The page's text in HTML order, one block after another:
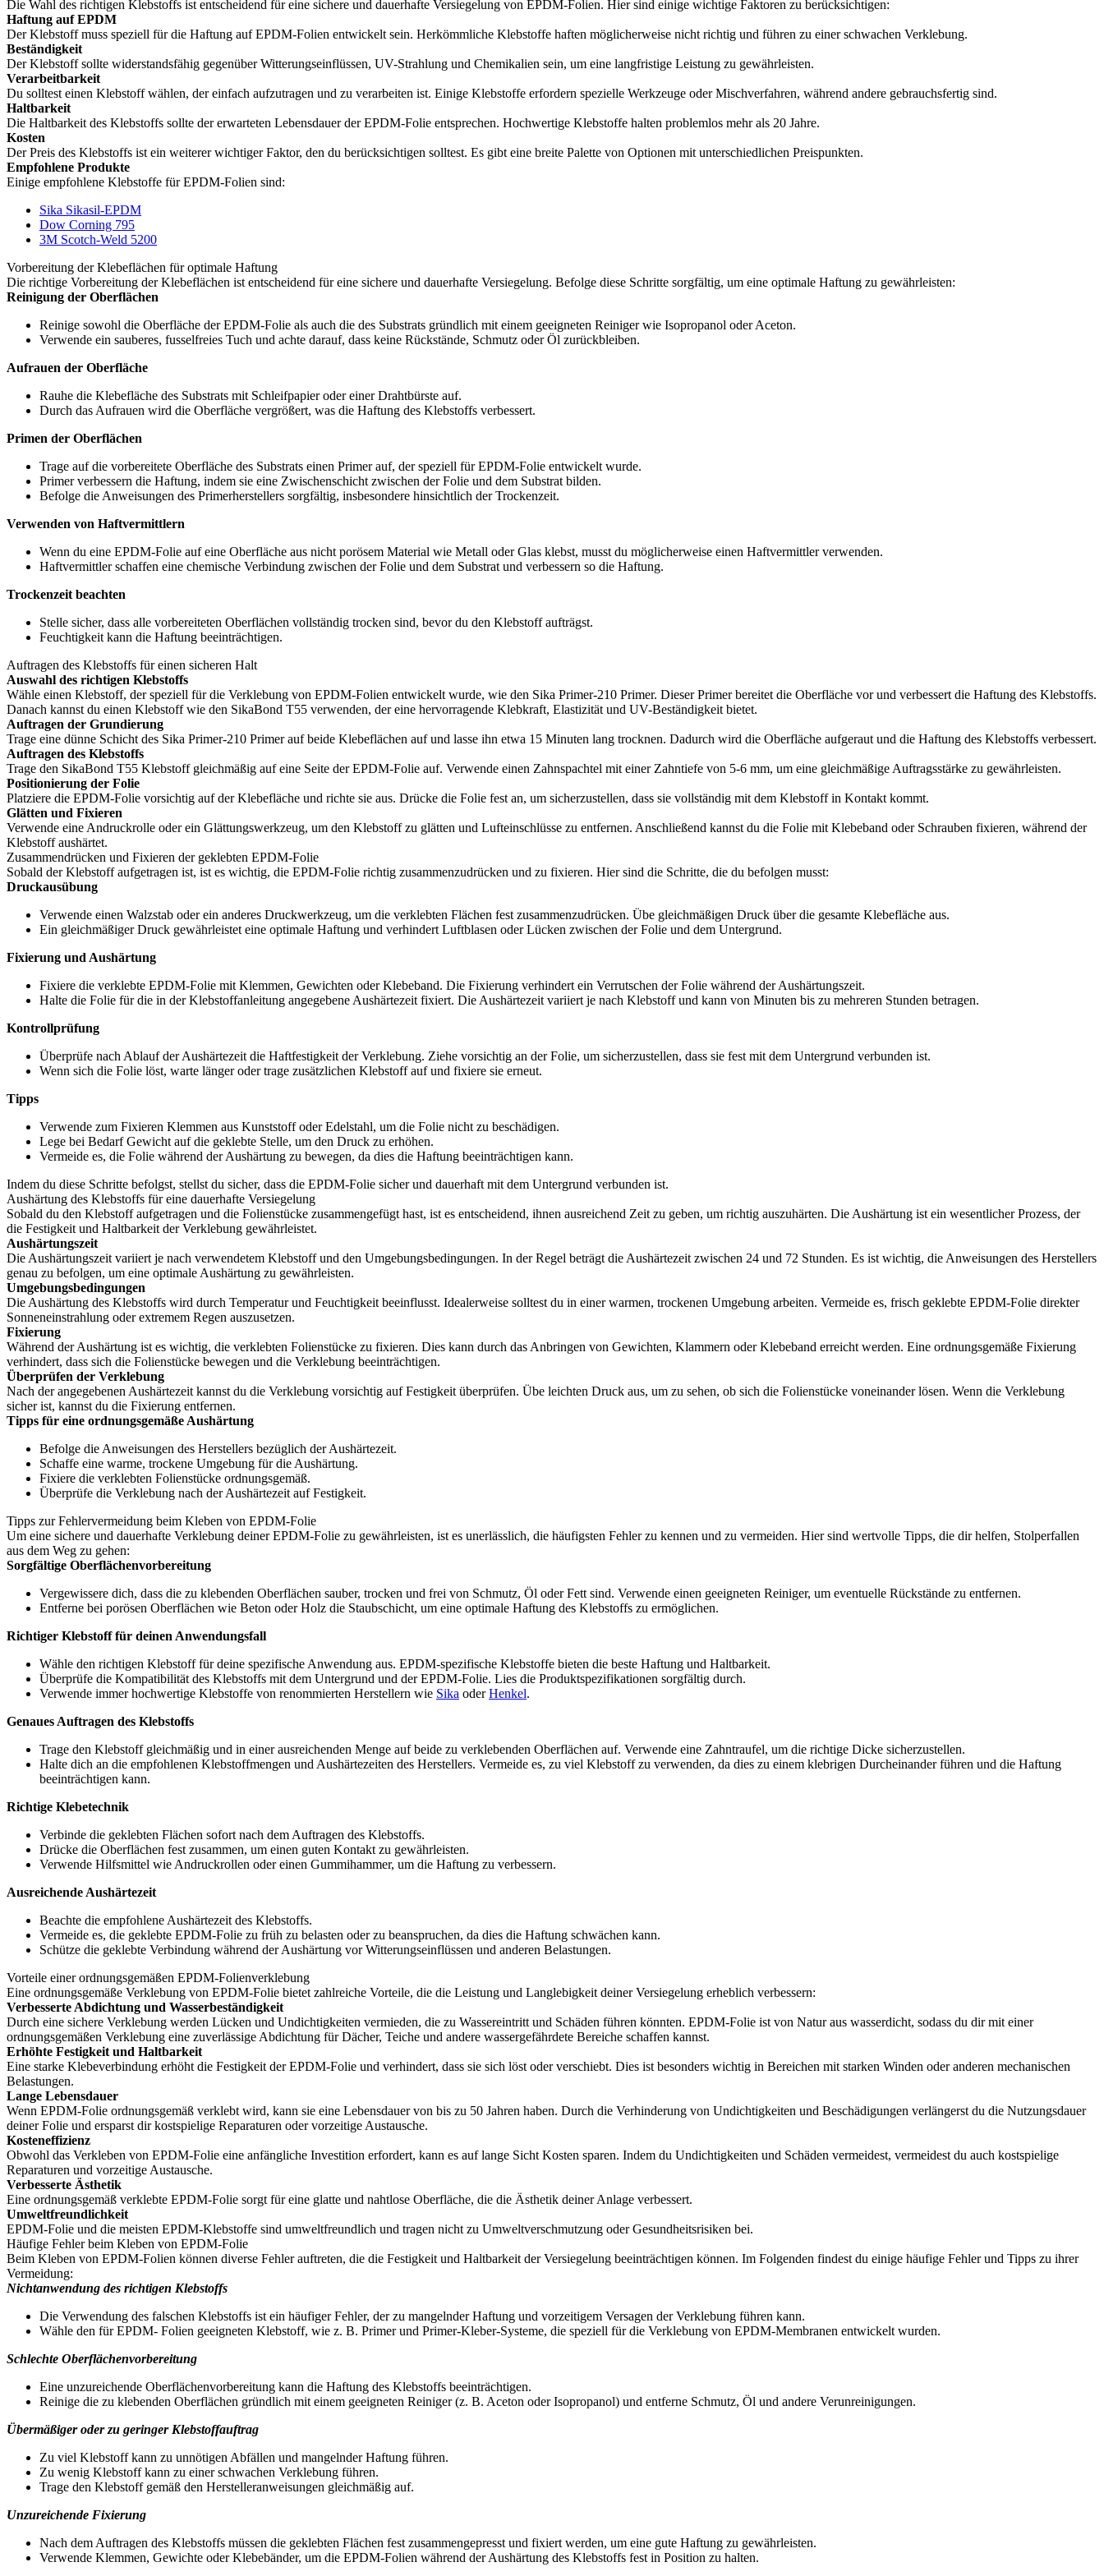
Die Wahl des richtigen Klebstoffs ist entscheidend für eine sichere und dauerhafte Versiegelung von EPDM-Folien. Hier sind einige wichtige Faktoren zu berücksichtigen:
Haftung auf EPDM
Der Klebstoff muss speziell für die Haftung auf EPDM-Folien entwickelt sein. Herkömmliche Klebstoffe haften möglicherweise nicht richtig und führen zu einer schwachen Verklebung.
Beständigkeit
Der Klebstoff sollte widerstandsfähig gegenüber Witterungseinflüssen, UV-Strahlung und Chemikalien sein, um eine langfristige Leistung zu gewährleisten.
Verarbeitbarkeit
Du solltest einen Klebstoff wählen, der einfach aufzutragen und zu verarbeiten ist. Einige Klebstoffe erfordern spezielle Werkzeuge oder Mischverfahren, während andere gebrauchsfertig sind.
Haltbarkeit
Die Haltbarkeit des Klebstoffs sollte der erwarteten Lebensdauer der EPDM-Folie entsprechen. Hochwertige Klebstoffe halten problemlos mehr als 20 Jahre.
Kosten
Der Preis des Klebstoffs ist ein weiterer wichtiger Faktor, den du berücksichtigen solltest. Es gibt eine breite Palette von Optionen mit unterschiedlichen Preispunkten.
Empfohlene Produkte
Einige empfohlene Klebstoffe für EPDM-Folien sind:
Sika Sikasil-EPDM
Dow Corning 795
3M Scotch-Weld 5200
Vorbereitung der Klebeflächen für optimale Haftung
Die richtige Vorbereitung der Klebeflächen ist entscheidend für eine sichere und dauerhafte Versiegelung. Befolge diese Schritte sorgfältig, um eine optimale Haftung zu gewährleisten:
Reinigung der Oberflächen
Reinige sowohl die Oberfläche der EPDM-Folie als auch die des Substrats gründlich mit einem geeigneten Reiniger wie Isopropanol oder Aceton.
Verwende ein sauberes, fusselfreies Tuch und achte darauf, dass keine Rückstände, Schmutz oder Öl zurückbleiben.
Aufrauen der Oberfläche
Rauhe die Klebefläche des Substrats mit Schleifpapier oder einer Drahtbürste auf.
Durch das Aufrauen wird die Oberfläche vergrößert, was die Haftung des Klebstoffs verbessert.
Primen der Oberflächen
Trage auf die vorbereitete Oberfläche des Substrats einen Primer auf, der speziell für EPDM-Folie entwickelt wurde.
Primer verbessern die Haftung, indem sie eine Zwischenschicht zwischen der Folie und dem Substrat bilden.
Befolge die Anweisungen des Primerherstellers sorgfältig, insbesondere hinsichtlich der Trockenzeit.
Verwenden von Haftvermittlern
Wenn du eine EPDM-Folie auf eine Oberfläche aus nicht porösem Material wie Metall oder Glas klebst, musst du möglicherweise einen Haftvermittler verwenden.
Haftvermittler schaffen eine chemische Verbindung zwischen der Folie und dem Substrat und verbessern so die Haftung.
Trockenzeit beachten
Stelle sicher, dass alle vorbereiteten Oberflächen vollständig trocken sind, bevor du den Klebstoff aufträgst.
Feuchtigkeit kann die Haftung beeinträchtigen.
Auftragen des Klebstoffs für einen sicheren Halt
Auswahl des richtigen Klebstoffs
Wähle einen Klebstoff, der speziell für die Verklebung von EPDM-Folien entwickelt wurde, wie den Sika Primer-210 Primer. Dieser Primer bereitet die Oberfläche vor und verbessert die Haftung des Klebstoffs.
Danach kannst du einen Klebstoff wie den SikaBond T55 verwenden, der eine hervorragende Klebkraft, Elastizität und UV-Beständigkeit bietet.
Auftragen der Grundierung
Trage eine dünne Schicht des Sika Primer-210 Primer auf beide Klebeflächen auf und lasse ihn etwa 15 Minuten lang trocknen. Dadurch wird die Oberfläche aufgeraut und die Haftung des Klebstoffs verbessert.
Auftragen des Klebstoffs
Trage den SikaBond T55 Klebstoff gleichmäßig auf eine Seite der EPDM-Folie auf. Verwende einen Zahnspachtel mit einer Zahntiefe von 5-6 mm, um eine gleichmäßige Auftragsstärke zu gewährleisten.
Positionierung der Folie
Platziere die EPDM-Folie vorsichtig auf der Klebefläche und richte sie aus. Drücke die Folie fest an, um sicherzustellen, dass sie vollständig mit dem Klebstoff in Kontakt kommt.
Glätten und Fixieren
Verwende eine Andruckrolle oder ein Glättungswerkzeug, um den Klebstoff zu glätten und Lufteinschlüsse zu entfernen. Anschließend kannst du die Folie mit Klebeband oder Schrauben fixieren, während der
Klebstoff aushärtet.
Zusammendrücken und Fixieren der geklebten EPDM-Folie
Sobald der Klebstoff aufgetragen ist, ist es wichtig, die EPDM-Folie richtig zusammenzudrücken und zu fixieren. Hier sind die Schritte, die du befolgen musst:
Druckausübung
Verwende einen Walzstab oder ein anderes Druckwerkzeug, um die verklebten Flächen fest zusammenzudrücken. Übe gleichmäßigen Druck über die gesamte Klebefläche aus.
Ein gleichmäßiger Druck gewährleistet eine optimale Haftung und verhindert Luftblasen oder Lücken zwischen der Folie und dem Untergrund.
Fixierung und Aushärtung
Fixiere die verklebte EPDM-Folie mit Klemmen, Gewichten oder Klebeband. Die Fixierung verhindert ein Verrutschen der Folie während der Aushärtungszeit.
Halte die Folie für die in der Klebstoffanleitung angegebene Aushärtezeit fixiert. Die Aushärtezeit variiert je nach Klebstoff und kann von Minuten bis zu mehreren Stunden betragen.
Kontrollprüfung
Überprüfe nach Ablauf der Aushärtezeit die Haftfestigkeit der Verklebung. Ziehe vorsichtig an der Folie, um sicherzustellen, dass sie fest mit dem Untergrund verbunden ist.
Wenn sich die Folie löst, warte länger oder trage zusätzlichen Klebstoff auf und fixiere sie erneut.
Tipps
Verwende zum Fixieren Klemmen aus Kunststoff oder Edelstahl, um die Folie nicht zu beschädigen.
Lege bei Bedarf Gewicht auf die geklebte Stelle, um den Druck zu erhöhen.
Vermeide es, die Folie während der Aushärtung zu bewegen, da dies die Haftung beeinträchtigen kann.
Indem du diese Schritte befolgst, stellst du sicher, dass die EPDM-Folie sicher und dauerhaft mit dem Untergrund verbunden ist.
Aushärtung des Klebstoffs für eine dauerhafte Versiegelung
Sobald du den Klebstoff aufgetragen und die Folienstücke zusammengefügt hast, ist es entscheidend, ihnen ausreichend Zeit zu geben, um richtig auszuhärten. Die Aushärtung ist ein wesentlicher Prozess, der
die Festigkeit und Haltbarkeit der Verklebung gewährleistet.
Aushärtungszeit
Die Aushärtungszeit variiert je nach verwendetem Klebstoff und den Umgebungsbedingungen. In der Regel beträgt die Aushärtezeit zwischen 24 und 72 Stunden. Es ist wichtig, die Anweisungen des Herstellers
genau zu befolgen, um eine optimale Aushärtung zu gewährleisten.
Umgebungsbedingungen
Die Aushärtung des Klebstoffs wird durch Temperatur und Feuchtigkeit beeinflusst. Idealerweise solltest du in einer warmen, trockenen Umgebung arbeiten. Vermeide es, frisch geklebte EPDM-Folie direkter
Sonneneinstrahlung oder extremem Regen auszusetzen.
Fixierung
Während der Aushärtung ist es wichtig, die verklebten Folienstücke zu fixieren. Dies kann durch das Anbringen von Gewichten, Klammern oder Klebeband erreicht werden. Eine ordnungsgemäße Fixierung
verhindert, dass sich die Folienstücke bewegen und die Verklebung beeinträchtigen.
Überprüfen der Verklebung
Nach der angegebenen Aushärtezeit kannst du die Verklebung vorsichtig auf Festigkeit überprüfen. Übe leichten Druck aus, um zu sehen, ob sich die Folienstücke voneinander lösen. Wenn die Verklebung
sicher ist, kannst du die Fixierung entfernen.
Tipps für eine ordnungsgemäße Aushärtung
Befolge die Anweisungen des Herstellers bezüglich der Aushärtezeit.
Schaffe eine warme, trockene Umgebung für die Aushärtung.
Fixiere die verklebten Folienstücke ordnungsgemäß.
Überprüfe die Verklebung nach der Aushärtezeit auf Festigkeit.
Tipps zur Fehlervermeidung beim Kleben von EPDM-Folie
Um eine sichere und dauerhafte Verklebung deiner EPDM-Folie zu gewährleisten, ist es unerlässlich, die häufigsten Fehler zu kennen und zu vermeiden. Hier sind wertvolle Tipps, die dir helfen, Stolperfallen
aus dem Weg zu gehen:
Sorgfältige Oberflächenvorbereitung
Vergewissere dich, dass die zu klebenden Oberflächen sauber, trocken und frei von Schmutz, Öl oder Fett sind. Verwende einen geeigneten Reiniger, um eventuelle Rückstände zu entfernen.
Entferne bei porösen Oberflächen wie Beton oder Holz die Staubschicht, um eine optimale Haftung des Klebstoffs zu ermöglichen.
Richtiger Klebstoff für deinen Anwendungsfall
Wähle den richtigen Klebstoff für deine spezifische Anwendung aus. EPDM-spezifische Klebstoffe bieten die beste Haftung und Haltbarkeit.
Überprüfe die Kompatibilität des Klebstoffs mit dem Untergrund und der EPDM-Folie. Lies die Produktspezifikationen sorgfältig durch.
Verwende immer hochwertige Klebstoffe von renommierten Herstellern wie Sika oderHenkel.
Genaues Auftragen des Klebstoffs
Trage den Klebstoff gleichmäßig und in einer ausreichenden Menge auf beide zu verklebenden Oberflächen auf. Verwende eine Zahntraufel, um die richtige Dicke sicherzustellen.
Halte dich an die empfohlenen Klebstoffmengen und Aushärtezeiten des Herstellers. Vermeide es, zu viel Klebstoff zu verwenden, da dies zu einem klebrigen Durcheinander führen und die Haftung
beeinträchtigen kann.
Richtige Klebetechnik
Verbinde die geklebten Flächen sofort nach dem Auftragen des Klebstoffs.
Drücke die Oberflächen fest zusammen, um einen guten Kontakt zu gewährleisten.
Verwende Hilfsmittel wie Andruckrollen oder einen Gummihammer, um die Haftung zu verbessern.
Ausreichende Aushärtezeit
Beachte die empfohlene Aushärtezeit des Klebstoffs.
Vermeide es, die geklebte EPDM-Folie zu früh zu belasten oder zu beanspruchen, da dies die Haftung schwächen kann.
Schütze die geklebte Verbindung während der Aushärtung vor Witterungseinflüssen und anderen Belastungen.
Vorteile einer ordnungsgemäßen EPDM-Folienverklebung
Eine ordnungsgemäße Verklebung von EPDM-Folie bietet zahlreiche Vorteile, die die Leistung und Langlebigkeit deiner Versiegelung erheblich verbessern:
Verbesserte Abdichtung und Wasserbeständigkeit
Durch eine sichere Verklebung werden Lücken und Undichtigkeiten vermieden, die zu Wassereintritt und Schäden führen könnten. EPDM-Folie ist von Natur aus wasserdicht, sodass du dir mit einer
ordnungsgemäßen Verklebung eine zuverlässige Abdichtung für Dächer, Teiche und andere wassergefährdete Bereiche schaffen kannst.
Erhöhte Festigkeit und Haltbarkeit
Eine starke Klebeverbindung erhöht die Festigkeit der EPDM-Folie und verhindert, dass sie sich löst oder verschiebt. Dies ist besonders wichtig in Bereichen mit starken Winden oder anderen mechanischen
Belastungen.
Lange Lebensdauer
Wenn EPDM-Folie ordnungsgemäß verklebt wird, kann sie eine Lebensdauer von bis zu 50 Jahren haben. Durch die Verhinderung von Undichtigkeiten und Beschädigungen verlängerst du die Nutzungsdauer
deiner Folie und ersparst dir kostspielige Reparaturen oder vorzeitige Austausche.
Kosteneffizienz
Obwohl das Verkleben von EPDM-Folie eine anfängliche Investition erfordert, kann es auf lange Sicht Kosten sparen. Indem du Undichtigkeiten und Schäden vermeidest, vermeidest du auch kostspielige
Reparaturen und vorzeitige Austausche.
Verbesserte Ästhetik
Eine ordnungsgemäß verklebte EPDM-Folie sorgt für eine glatte und nahtlose Oberfläche, die die Ästhetik deiner Anlage verbessert.
Umweltfreundlichkeit
EPDM-Folie und die meisten EPDM-Klebstoffe sind umweltfreundlich und tragen nicht zu Umweltverschmutzung oder Gesundheitsrisiken bei.
Häufige Fehler beim Kleben von EPDM-Folie
Beim Kleben von EPDM-Folien können diverse Fehler auftreten, die die Festigkeit und Haltbarkeit der Versiegelung beeinträchtigen können. Im Folgenden findest du einige häufige Fehler und Tipps zu ihrer
Vermeidung:
Nichtanwendung des richtigen Klebstoffs
Die Verwendung des falschen Klebstoffs ist ein häufiger Fehler, der zu mangelnder Haftung und vorzeitigem Versagen der Verklebung führen kann.
Wähle den für EPDM- Folien geeigneten Klebstoff, wie z. B. Primer und Primer-Kleber-Systeme, die speziell für die Verklebung von EPDM-Membranen entwickelt wurden.
Schlechte Oberflächenvorbereitung
Eine unzureichende Oberflächenvorbereitung kann die Haftung des Klebstoffs beeinträchtigen.
Reinige die zu klebenden Oberflächen gründlich mit einem geeigneten Reiniger (z. B. Aceton oder Isopropanol) und entferne Schmutz, Öl und andere Verunreinigungen.
Übermäßiger oder zu geringer Klebstoffauftrag
Zu viel Klebstoff kann zu unnötigen Abfällen und mangelnder Haftung führen.
Zu wenig Klebstoff kann zu einer schwachen Verklebung führen.
Trage den Klebstoff gemäß den Herstelleranweisungen gleichmäßig auf.
Unzureichende Fixierung
Nach dem Auftragen des Klebstoffs müssen die geklebten Flächen fest zusammengepresst und fixiert werden, um eine gute Haftung zu gewährleisten.
Verwende Klemmen, Gewichte oder Klebebänder, um die EPDM-Folien während der Aushärtung des Klebstoffs fest in Position zu halten.